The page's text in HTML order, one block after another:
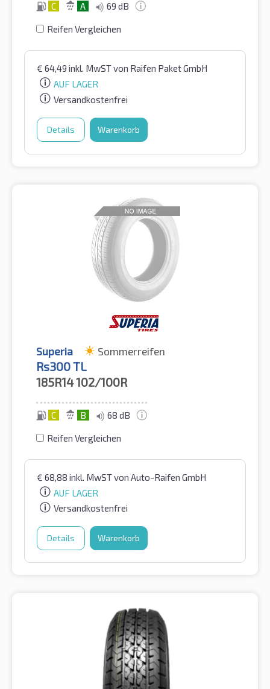
C A 69 dB
Reifen Vergleichen
€ 64,49 inkl. MwSTvon Raifen Paket GmbH
AUF LAGER
Versandkostenfrei
Details Warenkorb
Superia Sommerreifen
Rs300 TL
185R14102/100R
C B 68 dB
Reifen Vergleichen
€ 68,88 inkl. MwSTvon Auto-Raifen GmbH
AUF LAGER
Versandkostenfrei
Details Warenkorb